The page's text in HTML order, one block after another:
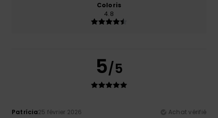
Coloris
4.8
5/5
Patrícia25 février 2026
Achat vérifié